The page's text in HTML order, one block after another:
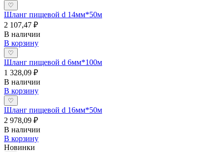
♡
Шланг пищевой d 14мм*50м
2 107,47 ₽
В наличии
В корзину
♡
Шланг пищевой d 6мм*100м
1 328,09 ₽
В наличии
В корзину
♡
Шланг пищевой d 16мм*50м
2 978,09 ₽
В наличии
В корзину
Новинки